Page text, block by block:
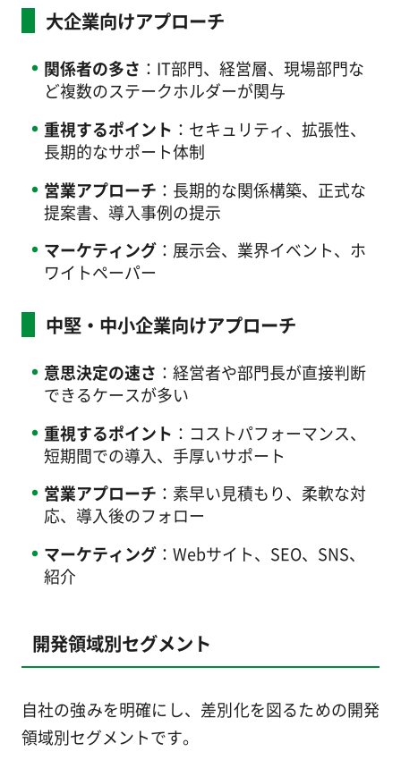
大企業向けアプローチ
関係者の多さ ：IT部門、経営層、現場部門な
ど複数のステークホルダーが関与
重視するポイント ：セキュリティ、拡張性、
長期的なサポート体制
営業アプローチ ：長期的な関係構築、正式な
提案書、導入事例の提示
マーケティング：展示会、業界イベント、ホ
ワイトペーパー
中堅・中小企業向けアプローチ
意思決定の速さ ：経営者や部門長が直接判断
できるケースが多い
重視するポイント ：コストパフォーマンス、
短期間での導入、手厚いサポート
営業アプローチ ：素早い見積もり、柔軟な対
応、導入後のフォロー
マーケティング：Webサイト、SEO、SNS、
紹介
開発領域別セグメント
自社の強みを明確にし、差別化を図るための開発
領域別セグメントです。